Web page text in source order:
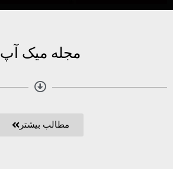
مجله میک آپ
مطالب بیشتر